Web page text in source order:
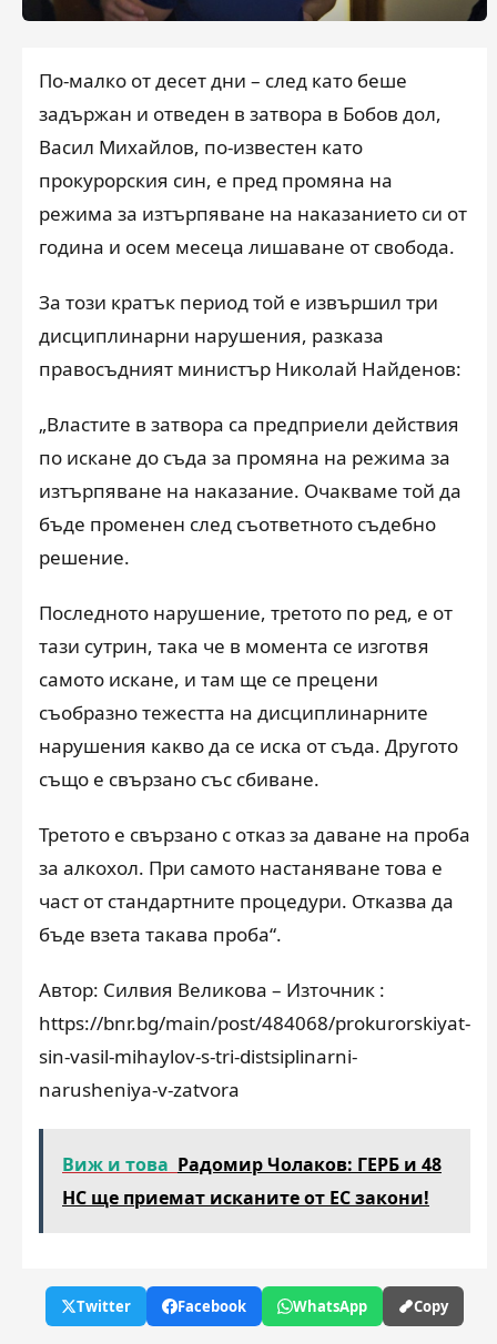
По-малко от десет дни – след като беше
задържан и отведен в затвора в Бобов дол,
Васил Михайлов, по-известен като
прокурорския син, е пред промяна на
режима за изтърпяване на наказанието си от
година и осем месеца лишаване от свобода.
За този кратък период той е извършил три
дисциплинарни нарушения, разказа
правосъдният министър Николай Найденов:
„Властите в затвора са предприели действия
по искане до съда за промяна на режима за
изтърпяване на наказание. Очакваме той да
бъде променен след съответното съдебно
решение.
Последното нарушение, третото по ред, е от
тази сутрин, така че в момента се изготвя
самото искане, и там ще се прецени
съобразно тежестта на дисциплинарните
нарушения какво да се иска от съда. Другото
също е свързано със сбиване.
Третото е свързано с отказ за даване на проба
за алкохол. При самото настаняване това е
част от стандартните процедури. Отказва да
бъде взета такава проба“.
Автор: Силвия Великова – Източник :
https://bnr.bg/main/post/484068/prokurorskiyat-
sin-vasil-mihaylov-s-tri-distsiplinarni-
narusheniya-v-zatvora
Виж и това Радомир Чолаков: ГЕРБ и 48
НС ще приемат исканите от ЕС закони!
Twitter Facebook WhatsApp Copy